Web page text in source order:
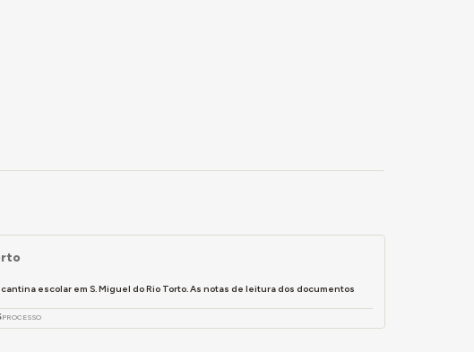
escolar em S. Miguel do Rio Torto. As notas de leitura dos documentos
PROCESSO